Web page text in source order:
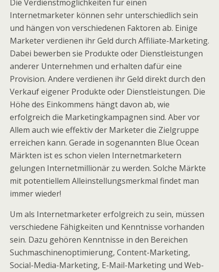
Die Verdienstmöglichkeiten für einen
Internetmarketer können sehr unterschiedlich sein
und hängen von verschiedenen Faktoren ab. Einige
Marketer verdienen ihr Geld durch Affiliate-Marketing.
Dabei bewerben sie Produkte oder Dienstleistungen
anderer Unternehmen und erhalten dafür eine
Provision. Andere verdienen ihr Geld direkt durch den
Verkauf eigener Produkte oder Dienstleistungen. Die
Höhe des Einkommens hängt davon ab, wie
erfolgreich die Marketingkampagnen sind. Aber vor
Allem auch wie effektiv der Marketer die Zielgruppe
erreichen kann. Gerade in sogenannten Blue Ocean
Märkten ist es schon vielen Internetmarketern
gelungen Internetmillionär zu werden. Solche Märkte
mit potentiellem Alleinstellungsmerkmal findet man
immer wieder!
Um als Internetmarketer erfolgreich zu sein, müssen
verschiedene Fähigkeiten und Kenntnisse vorhanden
sein. Dazu gehören Kenntnisse in den Bereichen
Suchmaschinenoptimierung, Content-Marketing,
Social-Media-Marketing, E-Mail-Marketing und Web-